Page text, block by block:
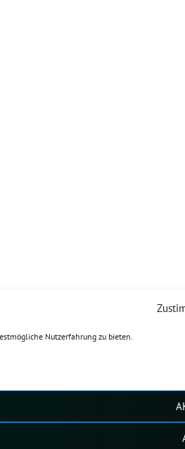
Nutzerfahrung zu bieten.